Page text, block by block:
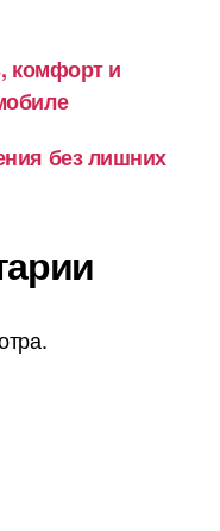
комфорт и
без лишних